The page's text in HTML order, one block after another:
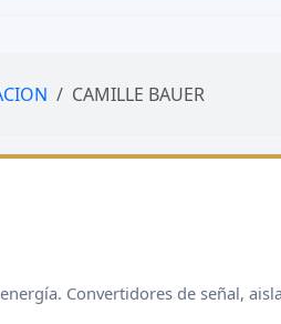
CAMILLE BAUER
Convertidores de señal,